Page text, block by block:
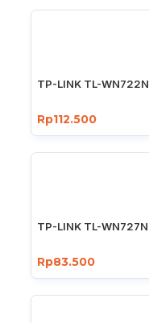
TP-LINK TL-
Rp112.500
TP-LINK TL-
Rp83.500